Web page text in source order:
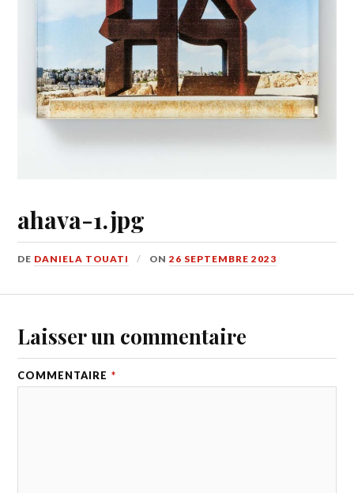
ahava-1.jpg
DE DANIELA TOUATI ON26 SEPTEMBRE 2023
Laisser un commentaire
COMMENTAIRE *